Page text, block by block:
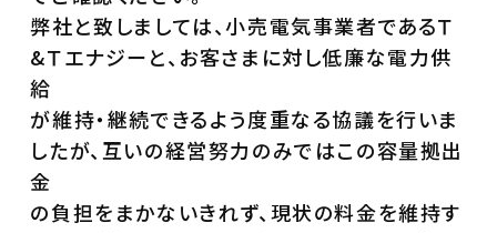
弊社と致しましては、小売電気事業者であるＴ
&Ｔエナジーと、お客さまに対し低廉な電力供
給
が維持・継続できるよう度重なる協議を行いま
したが、互いの経営努力のみではこの容量拠出
金
の負担をまかないきれず、現状の料金を維持す